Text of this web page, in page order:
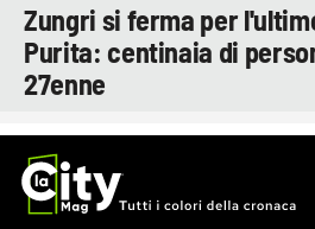
Zungri si ferma per
Purita: centinaia di
27enne